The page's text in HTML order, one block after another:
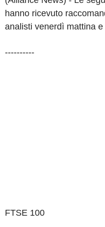
hanno ricevuto
analisti venerdì mattina
----------
FTSE 100